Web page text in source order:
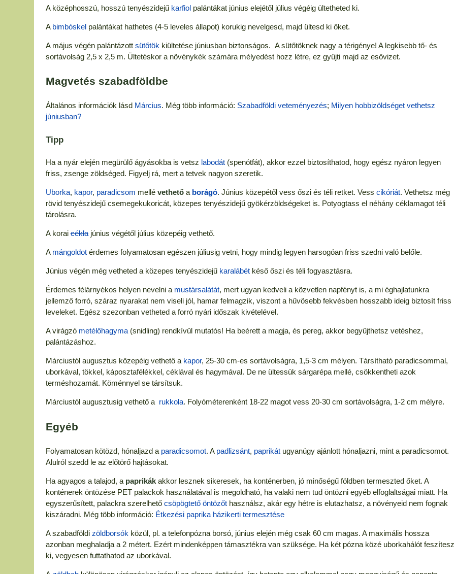
A középhosszú, hosszú tenyészidejű karfiolpalántákat június elejétől július végéig ültetheted ki.
A bimbóskelpalántákat hathetes (4-5 leveles állapot) korukig nevelgesd, majd ültesd ki őket.
A május végén palántázott sütőtök kiültetése júniusban biztonságos. A sütőtöknek nagy a térigénye! A legkisebb tő- és
sortávolság 2,5 x 2,5 m. Ültetéskor a növénykék számára mélyedést hozz létre, ez gyűjti majd az esővizet.
Magvetés szabadföldbe
Általános információk lásd Március. Még több információ: Szabadföldi veteményezés; Milyen hobbizöldséget vethetsz
júniusban?
Tipp
Ha a nyár elején megürülő ágyásokba is vetsz labodát(spenótfát), akkor ezzel biztosíthatod, hogy egész nyáron legyen
friss, zsenge zöldséged. Figyelj rá, mert a tetvek nagyon szeretik.
Uborka, kapor, paradicsom mellé vethetőa borágó. Június közepétől vess őszi és téli retket. Vess cikóriát. Vethetsz még
rövid tenyészidejű csemegekukoricát, közepes tenyészidejű gyökérzöldségeket is. Potyogtass el néhány céklamagot téli
tárolásra.
A koraicéklajúnius végétől július közepéig vethető.
A mángoldotérdemes folyamatosan egészen júliusig vetni, hogy mindig legyen harsogóan friss szedni való belőle.
Június végén még vetheted a közepes tenyészidejű karalábétkéső őszi és téli fogyasztásra.
Érdemes félárnyékos helyen nevelni a mustársalátát, mert ugyan kedveli a közvetlen napfényt is, a mi éghajlatunkra
jellemző forró, száraz nyarakat nem viseli jól, hamar felmagzik, viszont a hűvösebb fekvésben hosszabb ideig biztosít friss
leveleket. Egész szezonban vetheted a forró nyári időszak kivételével.
A virágzó metélőhagyma(snidling) rendkívül mutatós! Ha beérett a magja, és pereg, akkor begyűjthetsz vetéshez,
palántázáshoz.
Márciustól augusztus közepéig vethető a kapor, 25-30 cm-es sortávolságra, 1,5-3 cm mélyen. Társítható paradicsommal,
uborkával, tökkel, káposztafélékkel, céklával és hagymával. De ne ültessük sárgarépa mellé, csökkentheti azok
terméshozamát. Köménnyel se társítsuk.
Márciustól augusztusig vethető a rukkola. Folyóméterenként 18-22 magot vess 20-30 cm sortávolságra, 1-2 cm mélyre.
Egyéb
Folyamatosan kötözd, hónaljazd a paradicsomot. A padlizsánt, paprikátugyanúgy ajánlott hónaljazni, mint a paradicsomot.
Alulról szedd le az előtörő hajtásokat.
Ha agyagos a talajod, a paprikákakkor lesznek sikeresek, ha konténerben, jó minőségű földben termeszted őket. A
konténerek öntözése PET palackok használatával is megoldható, ha valaki nem tud öntözni egyéb elfoglaltságai miatt. Ha
egyszerűsített, palackra szerelhető csöpögtető öntözőthasználsz, akár egy hétre is elutazhatsz, a növényeid nem fognak
kiszáradni. Még több információ: Étkezési paprika házikerti termesztése
A szabadföldi zöldborsók közül, pl. a telefonpózna borsó, június elején még csak 60 cm magas. A maximális hossza
azonban meghaladja a 2 métert. Ezért mindenképpen támasztékra van szüksége. Ha két pózna közé uborkahálót feszítesz
ki, vegyesen futtathatod az uborkával.